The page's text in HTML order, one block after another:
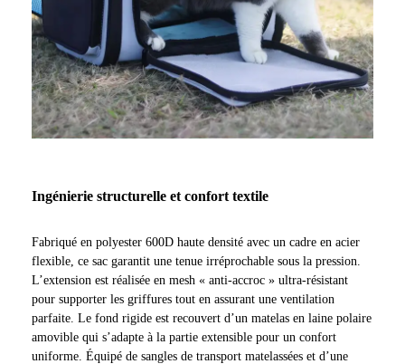
Ingénierie structurelle et confort textile
Fabriqué en polyester 600D haute densité avec un cadre en acier
flexible, ce sac garantit une tenue irréprochable sous la pression.
L’extension est réalisée en mesh « anti-accroc » ultra-résistant
pour supporter les griffures tout en assurant une ventilation
parfaite. Le fond rigide est recouvert d’un matelas en laine polaire
amovible qui s’adapte à la partie extensible pour un confort
uniforme. Équipé de sangles de transport matelassées et d’une